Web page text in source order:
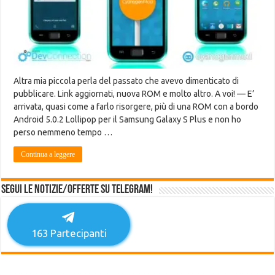
Altra mia piccola perla del passato che avevo dimenticato di
pubblicare. Link aggiornati, nuova ROM e molto altro. A voi! — E’
arrivata, quasi come a farlo risorgere, più di una ROM con a bordo
Android 5.0.2 Lollipop per il Samsung Galaxy S Plus e non ho
perso nemmeno tempo …
Continua a leggere
Segui le notizie/offerte su Telegram!
163 Partecipanti